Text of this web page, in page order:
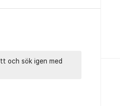
och sök igen med